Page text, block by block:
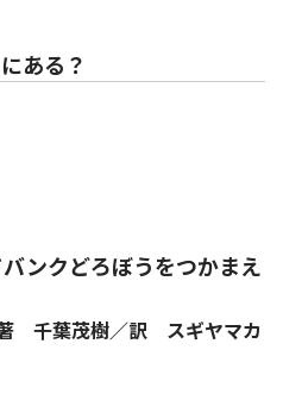
ある？
ンクどろぼうをつかまえ
千葉茂樹／訳 スギヤマカ